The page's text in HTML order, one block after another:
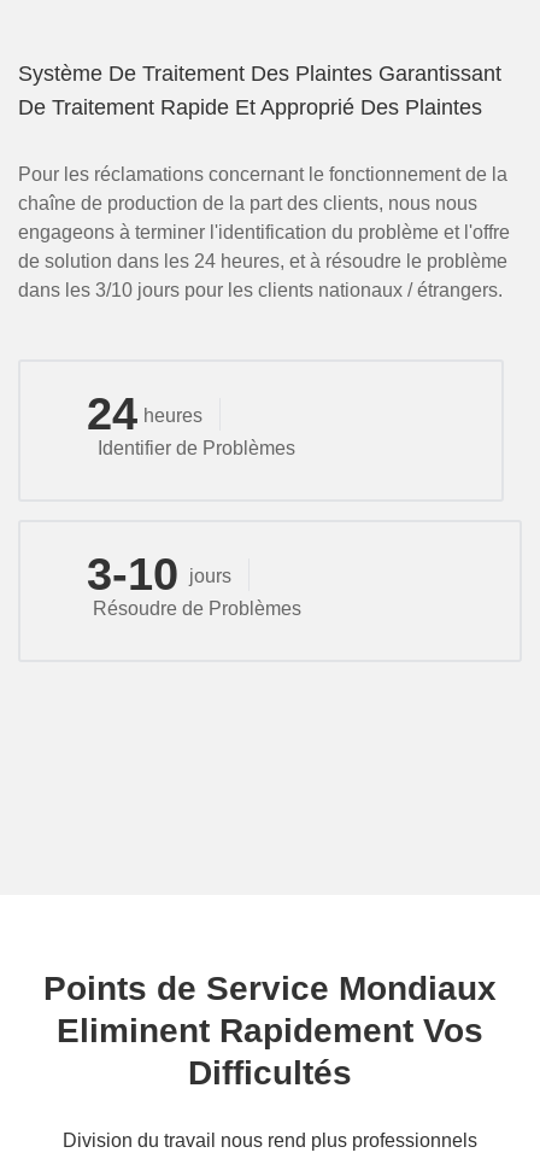
Système De Traitement Des Plaintes Garantissant
De Traitement Rapide Et Approprié Des Plaintes
Pour les réclamations concernant le fonctionnement de la
chaîne de production de la part des clients, nous nous
engageons à terminer l'identification du problème et l'offre
de solution dans les 24 heures, et à résoudre le problème
dans les 3/10 jours pour les clients nationaux / étrangers.
24 heures
Identifier de Problèmes
3-10
jours
Résoudre de Problèmes
Points de Service Mondiaux
Eliminent Rapidement Vos
Difficultés
Division du travail nous rend plus professionnels